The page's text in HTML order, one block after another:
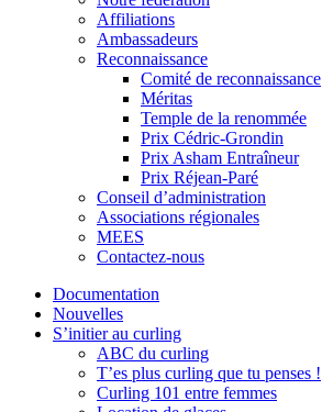
Affiliations
Ambassadeurs
Reconnaissance
Comité de reconnaissance
Méritas
Temple de la renommée
Prix Cédric-Grondin
Prix Asham Entraîneur
Prix Réjean-Paré
Conseil d’administration
Associations régionales
MEES
Contactez-nous
Documentation
Nouvelles
S’initier au curling
ABC du curling
T’es plus curling que tu penses !
Curling 101 entre femmes